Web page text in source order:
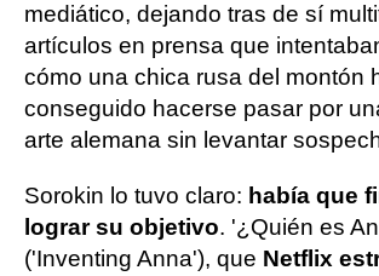
mediático, dejando tras de sí
artículos en prensa que
cómo una chica rusa del montón
conseguido hacerse pasar por
arte alemana sin levantar
Sorokin lo tuvo claro: había que
lograr su objetivo. '¿Quién es
('Inventing Anna'), que Netflix